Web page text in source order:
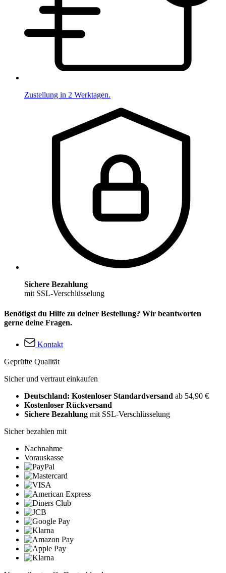
Zustellung in 2 Werktagen.
Sichere Bezahlung
mit SSL-Verschlüsselung
Benötigst du Hilfe zu deiner Bestellung? Wir beantworten
gerne deine Fragen.
Kontakt
Geprüfte Qualität
Sicher und vertraut einkaufen
Deutschland: Kostenloser Standardversand ab 54,90 €
Kostenloser Rückversand
Sichere Bezahlung mit SSL-Verschlüsselung
Sicher bezahlen mit
Nachnahme
Vorauskasse